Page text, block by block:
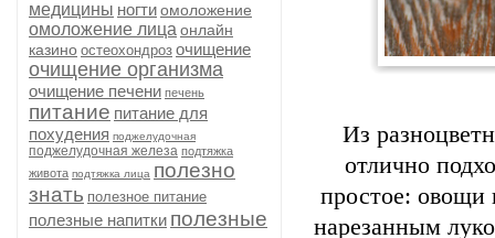
медицины ногтиомоложение
омоложение лица онлайн
казино остеохондроз очищение
очищение организма
очищение печени печень
питание питание для
похудения поджелудочная
поджелудочная железа подтяжка
живота подтяжка лица полезно
знать полезное питание
полезные напитки полезные
Из
отлично
простое: овощи
нарезанным